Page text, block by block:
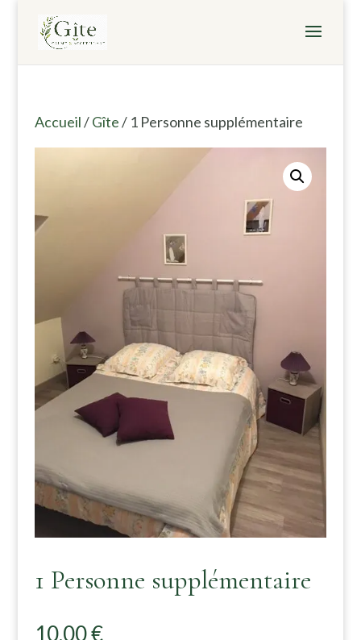
Accueil/Gîte/ 1 Personne supplémentaire
1 Personne supplémentaire
10,00€